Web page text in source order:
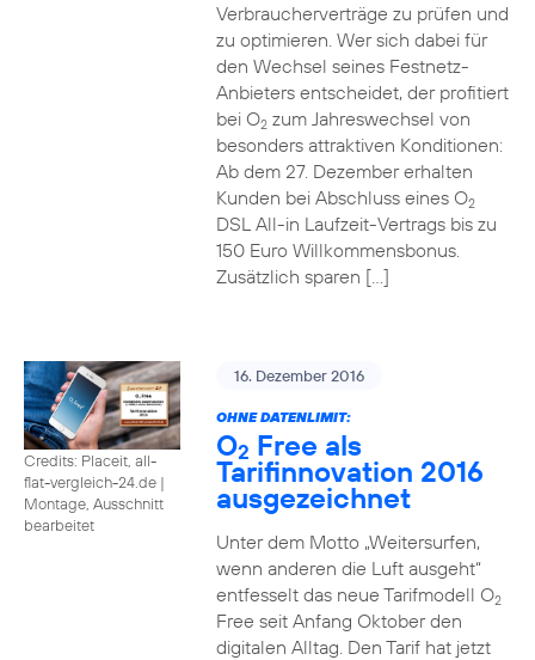
Verbraucherverträge zu prüfen und
zu optimieren. Wer sich dabei für
den Wechsel seines Festnetz-
Anbieters entscheidet, der profitiert
bei O2zum Jahreswechsel von
besonders attraktiven Konditionen:
Ab dem 27. Dezember erhalten
Kunden bei Abschluss eines O2
DSL All-in Laufzeit-Vertrags bis zu
150 Euro Willkommensbonus.
Zusätzlich sparen […]
Credits: Placeit, all-
flat-vergleich-24.de |
Montage, Ausschnitt
bearbeitet
16. Dezember 2016
OHNE DATENLIMIT:
O2 Free als
Tarifinnovation 2016
ausgezeichnet
Unter dem Motto „Weitersurfen,
wenn anderen die Luft ausgeht“
entfesselt das neue Tarifmodell O2
Free seit Anfang Oktober den
digitalen Alltag. Den Tarif hat jetzt